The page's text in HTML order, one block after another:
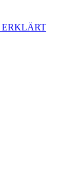
ERKLÄRT